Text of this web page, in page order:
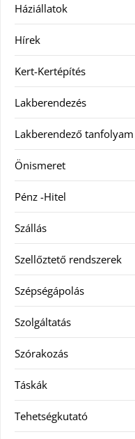
Háziállatok
Hírek
Kert-Kertépítés
Lakberendezés
Lakberendező tanfolyam
Önismeret
Pénz -Hitel
Szállás
Szellőztető rendszerek
Szépségápolás
Szolgáltatás
Szórakozás
Táskák
Tehetségkutató